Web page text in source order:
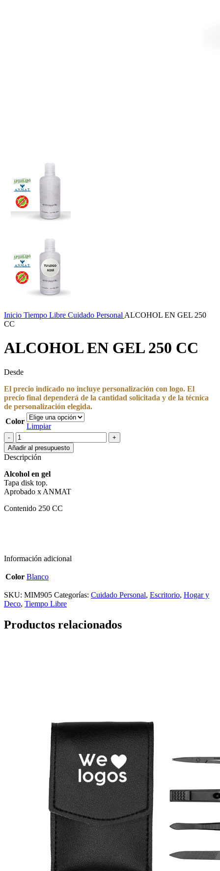
Inicio Tiempo Libre Cuidado Personal ALCOHOL EN GEL 250
CC
ALCOHOL EN GEL 250 CC
Desde
El precio indicado no incluye personalización con logo. El
precio final dependerá de la cantidad solicitada y de la técnica
de personalización elegida.
Color
Limpiar
ALCOHOL
EN
GEL
250
CC
cantidad
Añadir al presupuesto
Descripción
Alcohol en gel
Tapa disk top.
Aprobado x ANMAT
Contenido 250 CC
Información adicional
Color Blanco
SKU: MIM905 Categorías: Cuidado Personal, Escritorio, Hogar y
Deco, Tiempo Libre
Productos relacionados